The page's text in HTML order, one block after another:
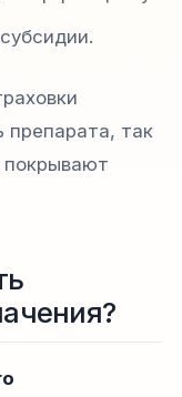
препарата, так
покрывают